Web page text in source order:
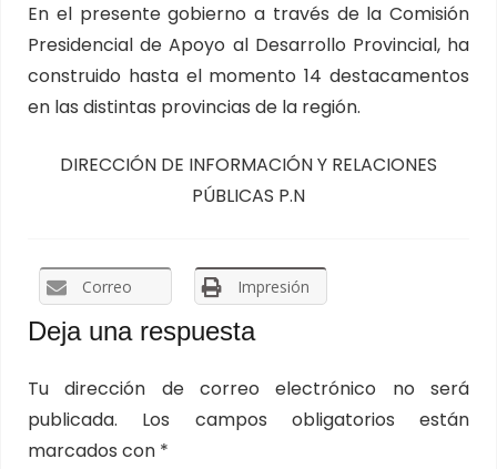
En el presente gobierno a través de la Comisión
Presidencial de Apoyo al Desarrollo Provincial, ha
construido hasta el momento 14 destacamentos
en las distintas provincias de la región.
DIRECCIÓN DE INFORMACIÓN Y RELACIONES
PÚBLICAS P.N
Correo Impresión
Deja una respuesta
Tu dirección de correo electrónico no será
publicada.
Los campos obligatorios están
marcados con *